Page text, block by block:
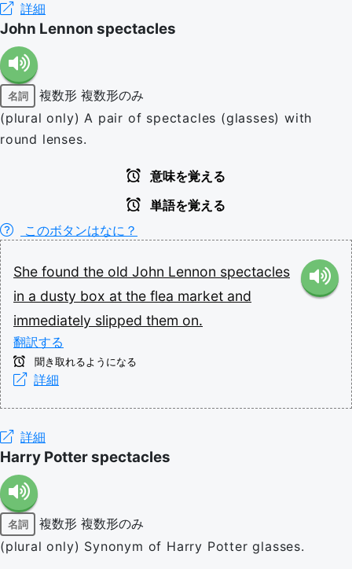
詳細
John Lennon spectacles
名詞 複数形 複数形のみ
(plural only) A pair of spectacles (glasses) with
round lenses.
意味を覚える
単語を覚える
このボタンはなに？
She found the old John Lennon spectacles
in a dusty box at the flea market and
immediately slipped them on.
翻訳する
聞き取れるようになる
詳細
詳細
Harry Potter spectacles
名詞 複数形 複数形のみ
(plural only) Synonym of Harry Potter glasses.